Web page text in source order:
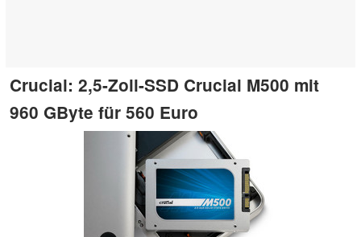
Crucial: 2,5-Zoll-SSD Crucial M500 mit
960 GByte für 560 Euro